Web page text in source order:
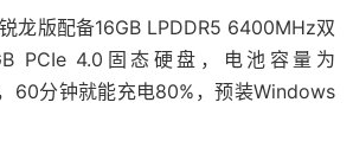
龙版配备16GB LPDDR5 6400MHz双
PCIe 4.0固态硬盘，电池容量为
60分钟就能充电80%，预装Windows